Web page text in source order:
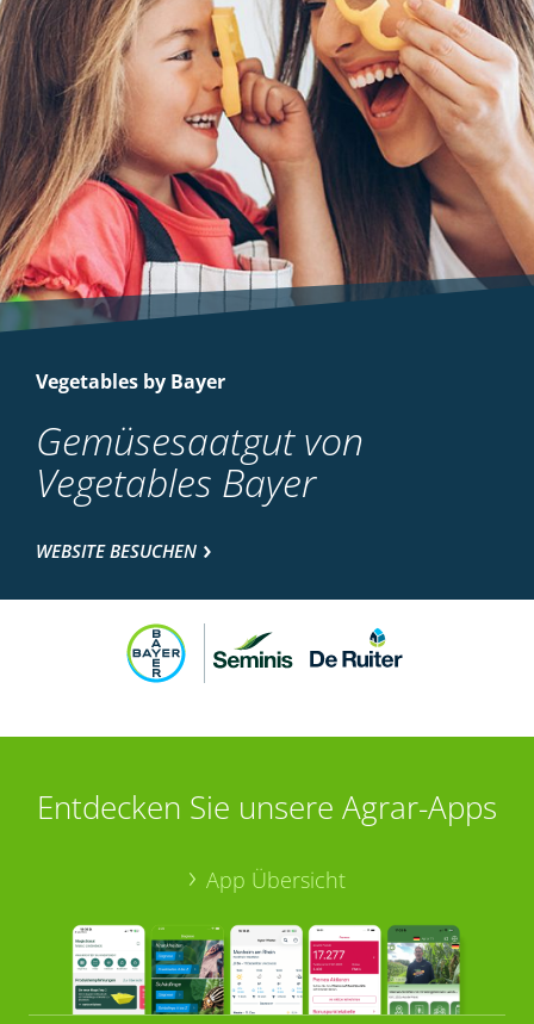
Vegetables by Bayer
Gemüsesaatgut von
Vegetables Bayer
WEBSITE BESUCHEN
Entdecken Sie unsere Agrar-Apps
App Übersicht